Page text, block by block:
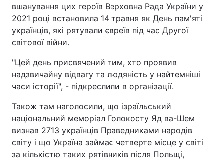
вшанування цих героїв Верховна Рада України у
2021 році встановила 14 травня як День пам'яті
українців, які рятували євреїв під час Другої
світової війни.
"Цей день присвячений тим, хто проявив
надзвичайну відвагу та людяність у найтемніші
часи історії", - підкреслили в організації.
Також там наголосили, що ізраїльський
національний меморіал Голокосту Яд ва-Шем
визнав 2713 українців Праведниками народів
світу і що Україна займає четверте місце у світі
за кількістю таких рятівників після Польщі,